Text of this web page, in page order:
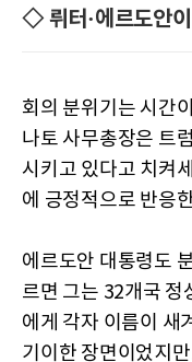
◇ 뤼터·에르도안
회의 분위기는 시간
나토 사무총장은 트
시키고 있다고 치켜
에 긍정적으로 반응
에르도안 대통령도
르면 그는 32개국 정
에게 각자 이름이 새
기이한 장면이었지